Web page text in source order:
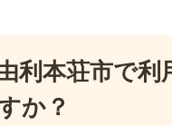
利本荘市で
か？